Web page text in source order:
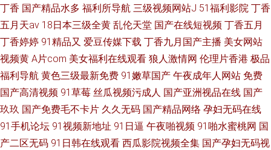
丁香 国产精品水多 福利所导航 三级视频网站J 51福利影院 丁香
五月天av 18日本三级全黄 乱伦天堂 国产在线短视频 丁香五月
丁香婷婷 91精品又 爱豆传媒下载 丁香九月国产主播 美女网站
视频黄 A片com 美女福利在线观看 狼人激情网 伦理片香港 极品
福利导航 黄色三级最新免费 91嫩草国产 午夜成年人网站 免费
国产高清视频 91草莓 丝瓜视频污成人 国产亚洲视品在线 国产
玖玖 国产免费毛不卡片 久久无码 国产精品网络 孕妇无码在线
91手机论坛 91视频新地址 91日逼 午夜啪视频 91啪水蜜桃网 国
产二区无码 91日韩在线观看 西瓜影院视频全集 国产孕妇无码视